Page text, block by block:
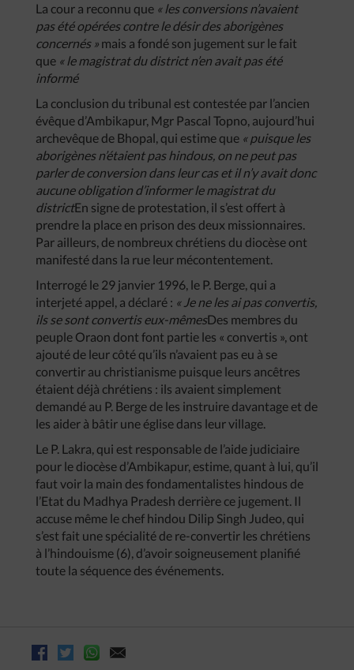
La cour a reconnu que « les conversions n’avaient
pas été opérées contre le désir des aborigènes
concernés » mais a fondé son jugement sur le fait
que « le magistrat du district n’en avait pas été
informé
La conclusion du tribunal est contestée par l’ancien
évêque d’Ambikapur, Mgr Pascal Topno, aujourd’hui
archevêque de Bhopal, qui estime que « puisque les
aborigènes n’étaient pas hindous, on ne peut pas
parler de conversion dans leur cas et il n’y avait donc
aucune obligation d’informer le magistrat du
districtEn signe de protestation, il s’est offert à
prendre la place en prison des deux missionnaires.
Par ailleurs, de nombreux chrétiens du diocèse ont
manifesté dans la rue leur mécontentement.
Interrogé le 29 janvier 1996, le P. Berge, qui a
interjeté appel, a déclaré : « Je ne les ai pas convertis,
ils se sont convertis eux-mêmesDes membres du
peuple Oraon dont font partie les « convertis », ont
ajouté de leur côté qu’ils n’avaient pas eu à se
convertir au christianisme puisque leurs ancêtres
étaient déjà chrétiens : ils avaient simplement
demandé au P. Berge de les instruire davantage et de
les aider à bâtir une église dans leur village.
Le P. Lakra, qui est responsable de l’aide judiciaire
pour le diocèse d’Ambikapur, estime, quant à lui, qu’il
faut voir la main des fondamentalistes hindous de
l’Etat du Madhya Pradesh derrière ce jugement. Il
accuse même le chef hindou Dilip Singh Judeo, qui
s’est fait une spécialité de re-convertir les chrétiens
à l’hindouisme (6), d’avoir soigneusement planifié
toute la séquence des événements.